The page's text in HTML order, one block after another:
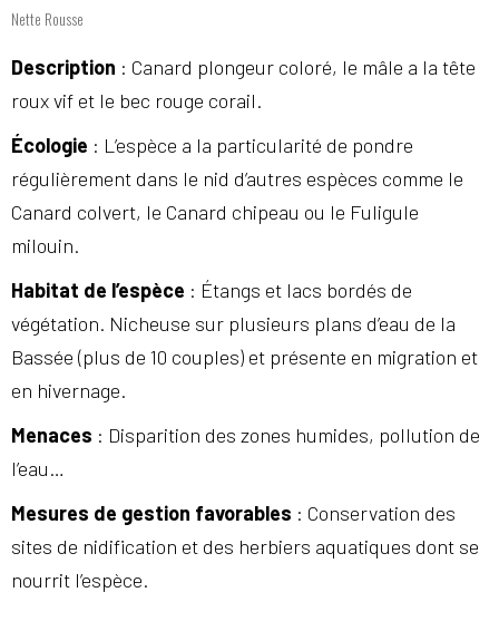
Nette Rousse
Description : Canard plongeur coloré, le mâle a la tête
roux vif et le bec rouge corail.
Écologie : L’espèce a la particularité de pondre
régulièrement dans le nid d’autres espèces comme le
Canard colvert, le Canard chipeau ou le Fuligule
milouin.
Habitat de l’espèce : Étangs et lacs bordés de
végétation. Nicheuse sur plusieurs plans d’eau de la
Bassée (plus de 10 couples) et présente en migration et
en hivernage.
Menaces : Disparition des zones humides, pollution de
l’eau…
Mesures de gestion favorables : Conservation des
sites de nidification et des herbiers aquatiques dont se
nourrit l’espèce.